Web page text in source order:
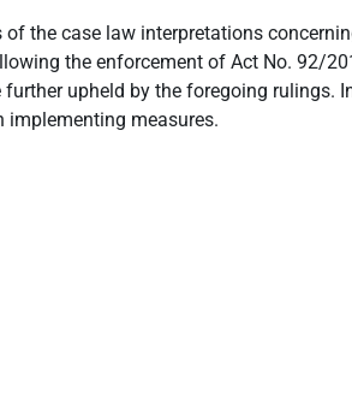
the case law interpretations
the enforcement of Act No. 92/
upheld by the foregoing rulings.
implementing measures.